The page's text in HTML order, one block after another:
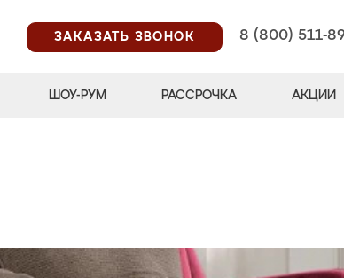
ЗАКАЗАТЬ ЗВОНОК
8 (800) 511-
ШОУ-РУМ РАССРОЧКА АКЦИИ